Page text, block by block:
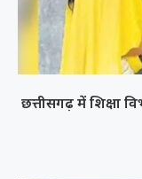
छत्तीसगढ़ में शिक्षा